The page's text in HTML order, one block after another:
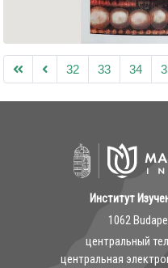
32 33 34
Институт
1062
центральный
центральная